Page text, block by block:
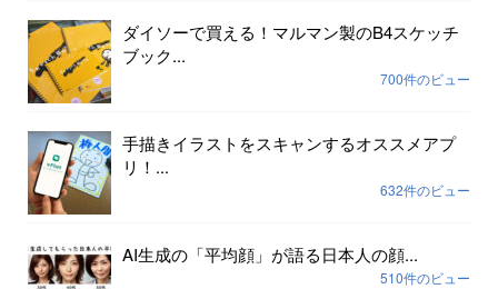
ダイソーで買える！マルマン製のB4スケッチ
ブック...
700件のビュー
手描きイラストをスキャンするオススメアプ
リ！...
632件のビュー
AI生成の「平均顔」が語る日本人の顔...
510件のビュー